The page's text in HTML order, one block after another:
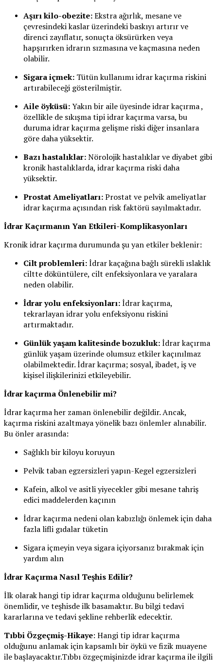
Aşırı kilo-obezite:Ekstra ağırlık, mesane ve
çevresindeki kaslar üzerindeki baskıyı artırır ve
direnci zayıflatır, sonuçta öksürürken veya
hapşırırken idrarın sızmasına ve kaçmasına neden
olabilir.
Sigara içmek: Tütün kullanımı idrar kaçırma riskini
artırabileceği gösterilmiştir.
Aile öyküsü:Yakın bir aile üyesinde idrar kaçırma ,
özellikle de sıkışma tipi idrar kaçırma varsa, bu
duruma idrar kaçırma gelişme riski diğer insanlara
göre daha yüksektir.
Bazı hastalıklar:Nörolojik hastalıklar ve diyabet gibi
kronik hastalıklarda, idrar kaçırma riski daha
yüksektir.
Prostat Ameliyatları:Prostat ve pelvik ameliyatlar
idrar kaçırma açısından risk faktörü sayılmaktadır.
İdrar Kaçırmanın Yan Etkileri-Komplikasyonları
Kronik idrar kaçırma durumunda şu yan etkiler beklenir:
Cilt problemleri:İdrar kaçağına bağlı sürekli ıslaklık
ciltte döküntülere, cilt enfeksiyonlara ve yaralara
neden olabilir.
İdrar yolu enfeksiyonları:İdrar kaçırma,
tekrarlayan idrar yolu enfeksiyonu riskini
artırmaktadır.
Günlük yaşam kalitesinde bozukluk:İdrar kaçırma
günlük yaşam üzerinde olumsuz etkiler kaçınılmaz
olabilmektedir. İdrar kaçırma; sosyal, ibadet, iş ve
kişisel ilişkilerinizi etkileyebilir.
İdrar kaçırma Önlenebilir mi?
İdrar kaçırma her zaman önlenebilir değildir. Ancak,
kaçırma riskini azaltmaya yönelik bazı önlemler alınabilir.
Bu önler arasında:
Sağlıklı bir kiloyu koruyun
Pelvik taban egzersizleri yapın-Kegel egzersizleri
Kafein, alkol ve asitli yiyecekler gibi mesane tahriş
edici maddelerden kaçının
İdrar kaçırma nedeni olan kabızlığı önlemek için daha
fazla lifli gıdalar tüketin
Sigara içmeyin veya sigara içiyorsanız bırakmak için
yardım alın
İdrar Kaçırma Nasıl Teşhis Edilir?
İlk olarak hangi tip idrar kaçırma olduğunu belirlemek
önemlidir, ve teşhisde ilk basamaktır. Bu bilgi tedavi
kararlarına ve tedavi şekline rehberlik edecektir.
Tıbbi Özgeçmiş-Hikaye: Hangi tip idrar kaçırma
olduğunu anlamak için kapsamlı bir öykü ve fizik muayene
ile başlayacaktır.Tıbbı özgeçmişinizde idrar kaçırma ile ilgili